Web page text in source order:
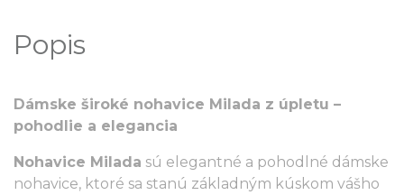
Popis
Dámske široké nohavice Milada z úpletu –
pohodlie a elegancia
Nohavice Milada sú elegantné a pohodlné dámske
nohavice, ktoré sa stanú základným kúskom vášho